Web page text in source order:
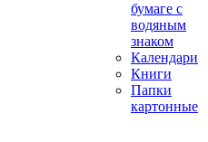
бумаге с
водяным
знаком
Календари
Книги
Папки
картонные